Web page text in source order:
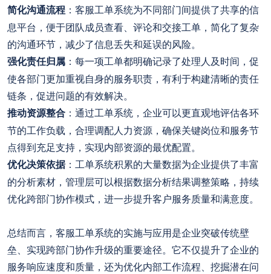
简化沟通流程 ：客服工单系统为不同部门间提供了共享的信
息平台，便于团队成员查看、评论和交接工单，简化了复杂
的沟通环节，减少了信息丢失和延误的风险。
强化责任归属 ：每一项工单都明确记录了处理人及时间，促
使各部门更加重视自身的服务职责，有利于构建清晰的责任
链条，促进问题的有效解决。
推动资源整合 ：通过工单系统，企业可以更直观地评估各环
节的工作负载，合理调配人力资源，确保关键岗位和服务节
点得到充足支持，实现内部资源的最优配置。
优化决策依据 ：工单系统积累的大量数据为企业提供了丰富
的分析素材，管理层可以根据数据分析结果调整策略，持续
优化跨部门协作模式，进一步提升客户服务质量和满意度。
总结而言，客服工单系统的实施与应用是企业突破传统壁
垒、实现跨部门协作升级的重要途径。它不仅提升了企业的
服务响应速度和质量，还为优化内部工作流程、挖掘潜在问